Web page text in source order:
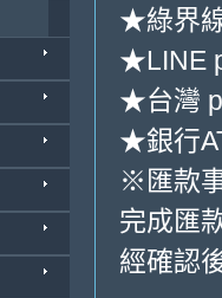
★綠界
★LINE
★台灣
★銀行
※匯款
完成匯
經確認